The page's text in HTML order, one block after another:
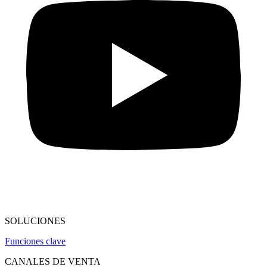
SOLUCIONES
Funciones clave
CANALES DE VENTA